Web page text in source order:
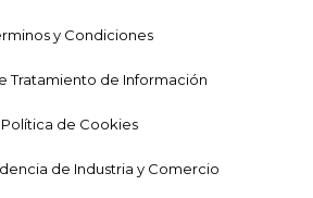
y Condiciones
Tratamiento de Información
Política de Cookies
de Industria y Comercio